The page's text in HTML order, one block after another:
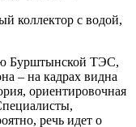
коллектор с водой,
Бурштынской ТЭС,
– на кадрах видна
ориентировочная
речь идет о